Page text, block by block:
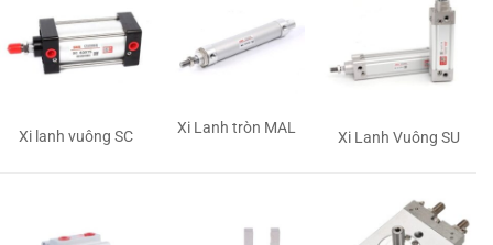
Xi lanh vuông SC Xi Lanh tròn MAL
Xi Lanh Vuông SU